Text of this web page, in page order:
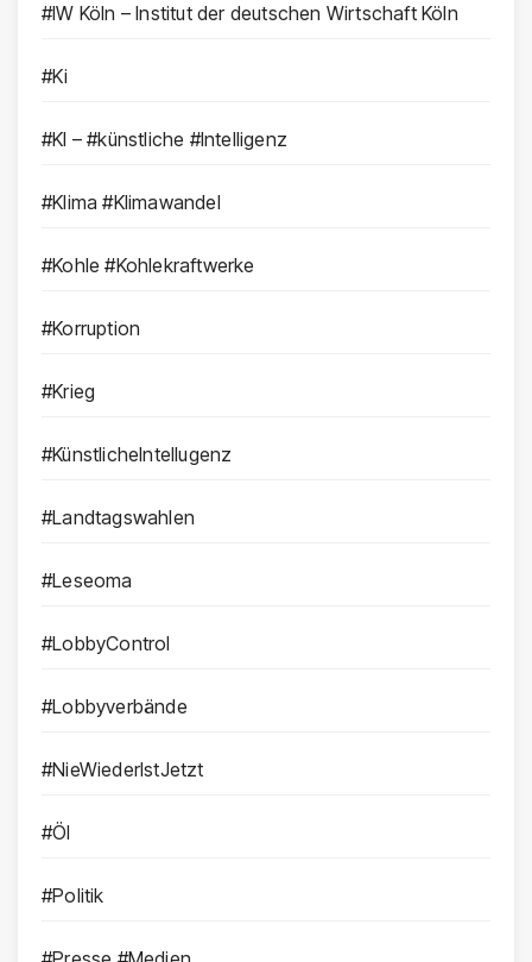
#IW Köln – Institut der deutschen Wirtschaft Köln
#Ki
#KI – #künstliche #Intelligenz
#Klima #Klimawandel
#Kohle #Kohlekraftwerke
#Korruption
#Krieg
#KünstlicheIntellugenz
#Landtagswahlen
#Leseoma
#LobbyControl
#Lobbyverbände
#NieWiederIstJetzt
#Öl
#Politik